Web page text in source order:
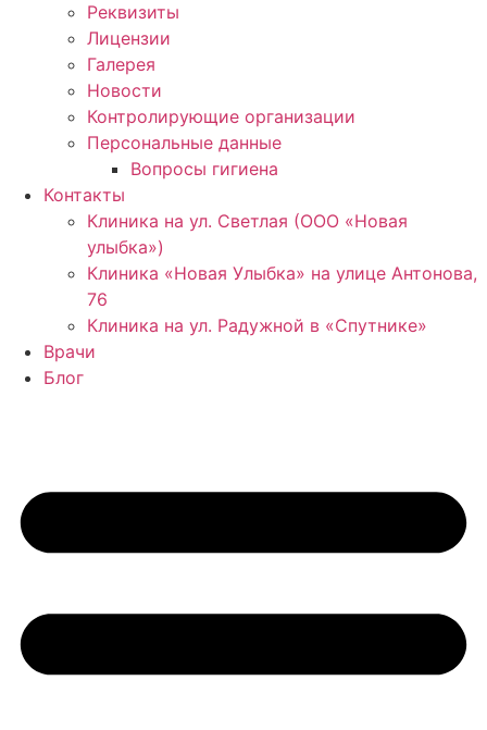
Реквизиты
Лицензии
Галерея
Новости
Контролирующие организации
Персональные данные
Вопросы гигиена
Контакты
Клиника на ул. Светлая (ООО «Новая
улыбка»)
Клиника «Новая Улыбка» на улице Антонова,
76
Клиника на ул. Радужной в «Спутнике»
Врачи
Блог